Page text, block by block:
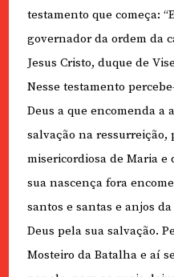
testamento que começa:
governador da ordem da
Jesus Cristo, duque de
Nesse testamento
Deus a que encomenda a
salvação na
misericordiosa de Maria e
sua nascença fora
santos e santas e anjos
Deus pela sua salvação.
Mosteiro da Batalha e aí